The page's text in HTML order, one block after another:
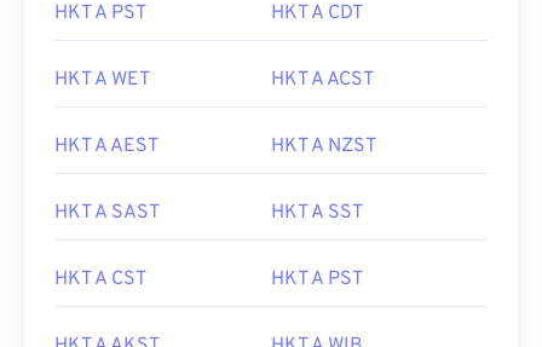
HKT A PST HKT A CDT
HKT A WET HKT A ACST
HKT A AEST HKT A NZST
HKT A SAST HKT A SST
HKT A CST HKT A PST